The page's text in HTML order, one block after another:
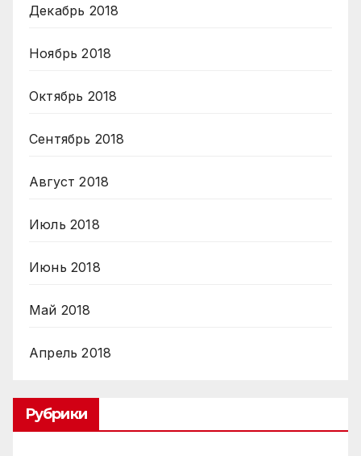
Декабрь 2018
Ноябрь 2018
Октябрь 2018
Сентябрь 2018
Август 2018
Июль 2018
Июнь 2018
Май 2018
Апрель 2018
Рубрики